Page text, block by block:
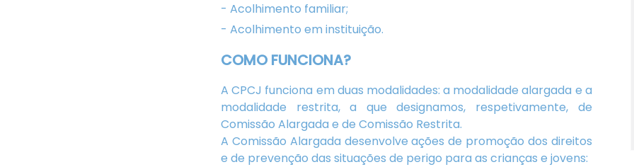
- Acolhimento familiar;
- Acolhimento em instituição.
COMO FUNCIONA?
A CPCJ funciona em duas modalidades: a modalidade alargada e a
modalidade restrita, a que designamos, respetivamente, de
Comissão Alargada e de Comissão Restrita.
A Comissão Alargada desenvolve ações de promoção dos direitos
e de prevenção das situações de perigo para as crianças e jovens: